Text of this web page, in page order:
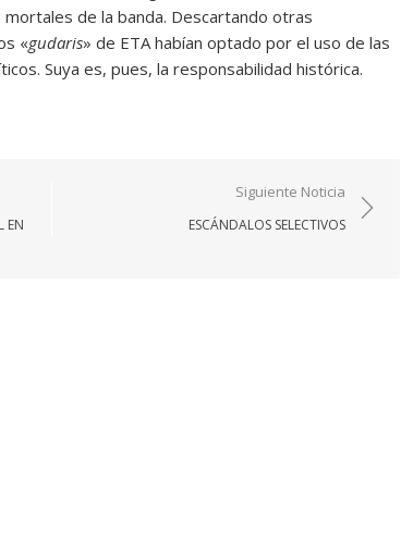
de la banda. Descartando otras
«gudaris» de ETA habían optado por el uso de las
Suya es, pues, la responsabilidad histórica.
EN
Siguiente Noticia
ESCÁNDALOS SELECTIVOS